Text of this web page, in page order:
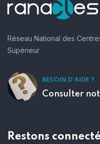
Réseau National des
Supérieur
BESOIN D'AIDE ?
Consulter
Restons connecté